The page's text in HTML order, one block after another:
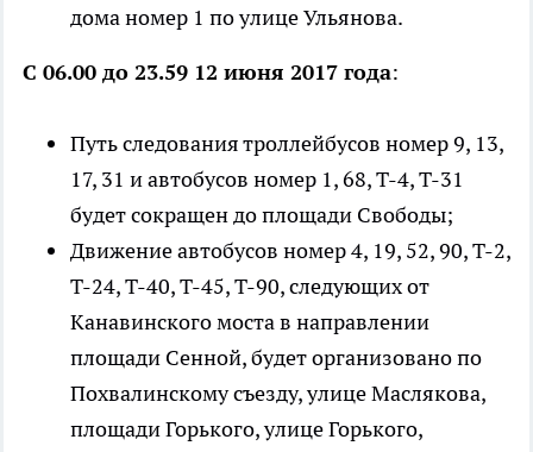
дома номер 1 по улице Ульянова.
С 06.00 до 23.59 12 июня 2017 года:
Путь следования троллейбусов номер 9, 13,
17, 31 и автобусов номер 1, 68, Т-4, Т-31
будет сокращен до площади Свободы;
Движение автобусов номер 4, 19, 52, 90, Т-2,
Т-24, Т-40, Т-45, Т-90, следующих от
Канавинского моста в направлении
площади Сенной, будет организовано по
Похвалинскому съезду, улице Маслякова,
площади Горького, улице Горького,